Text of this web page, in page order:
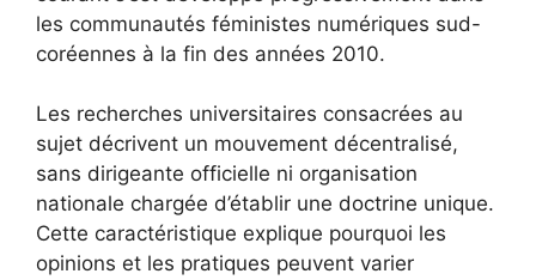
les communautés féministes numériques sud-
coréennes à la fin des années 2010.
Les recherches universitaires consacrées au
sujet décrivent un mouvement décentralisé,
sans dirigeante officielle ni organisation
nationale chargée d’établir une doctrine unique.
Cette caractéristique explique pourquoi les
opinions et les pratiques peuvent varier